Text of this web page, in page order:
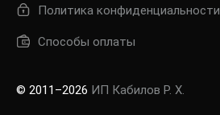
Политика конфиденциальности
Способы оплаты
© 2011–2026 ИП Кабилов Р. Х.